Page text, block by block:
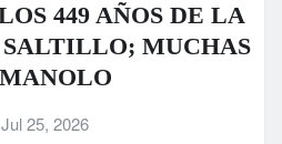
449 AÑOS DE LA
MUCHAS
Jul 25, 2026